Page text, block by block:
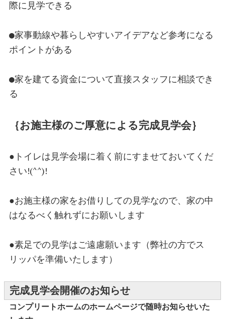
際に見学できる
●家事動線や暮らしやすいアイデアなど参考になる
ポイントがある
●家を建てる資金について直接スタッフに相談でき
る
｛お施主様のご厚意による完成見学会｝
●トイレは見学会場に着く前にすませておいてくだ
さい!(^^)!
●お施主様の家をお借りしての見学なので、家の中
はなるべく触れずにお願いします
●素足での見学はご遠慮願います（弊社の方でス
リッパを準備いたします）
完成見学会開催のお知らせ
コンプリートホームのホームページで随時お知らせいた